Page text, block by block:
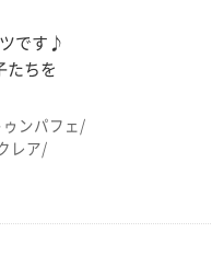
です♪
たちを
ゥンパフェ/
レア/